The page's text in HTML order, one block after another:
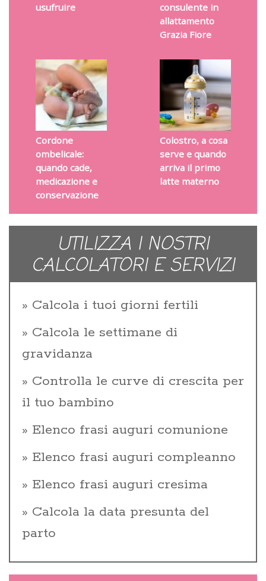
usufruire
consulente in
allattamento
Grazia Fiore
Cordone
ombelicale:
quando cade,
medicazione e
conservazione
Colostro, a cosa
serve e quando
arriva il primo
latte materno
UTILIZZA I NOSTRI
CALCOLATORI E SERVIZI
Calcola i tuoi giorni fertili
Calcola le settimane di
gravidanza
Controlla le curve di crescita per
il tuo bambino
Elenco frasi auguri comunione
Elenco frasi auguri compleanno
Elenco frasi auguri cresima
Calcola la data presunta del
parto